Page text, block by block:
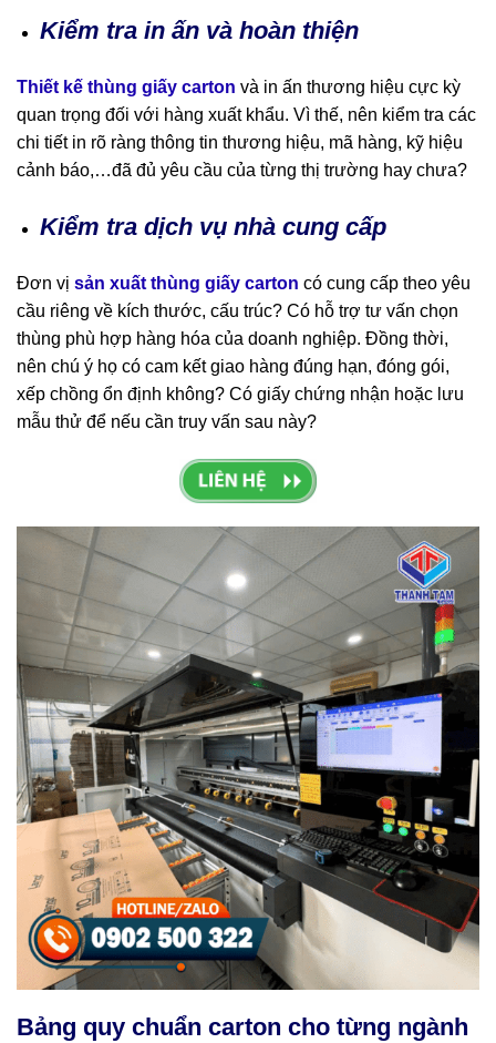
Kiểm tra in ấn và hoàn thiện
Thiết kế thùng giấy carton và in ấn thương hiệu cực kỳ
quan trọng đối với hàng xuất khẩu. Vì thế, nên kiểm tra các
chi tiết in rõ ràng thông tin thương hiệu, mã hàng, kỹ hiệu
cảnh báo,…đã đủ yêu cầu của từng thị trường hay chưa?
Kiểm tra dịch vụ nhà cung cấp
Đơn vị sản xuất thùng giấy carton có cung cấp theo yêu
cầu riêng về kích thước, cấu trúc? Có hỗ trợ tư vấn chọn
thùng phù hợp hàng hóa của doanh nghiệp. Đồng thời,
nên chú ý họ có cam kết giao hàng đúng hạn, đóng gói,
xếp chồng ổn định không? Có giấy chứng nhận hoặc lưu
mẫu thử để nếu cần truy vấn sau này?
Bảng quy chuẩn carton cho từng ngành